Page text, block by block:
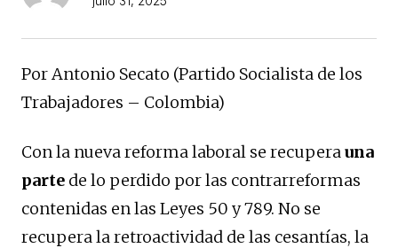
Por Antonio Secato (Partido Socialista de los
Trabajadores – Colombia)
Con la nueva reforma laboral se recuperauna
parte de lo perdido por las contrarreformas
contenidas en las Leyes 50 y 789. No se
recupera la retroactividad de las cesantías, la